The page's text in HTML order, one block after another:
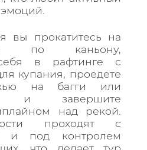
вы прокатитесь на
по каньону,
в рафтинге с
купания, проедете
на багги или
и завершите
над рекой.
проходят с
и под контролем